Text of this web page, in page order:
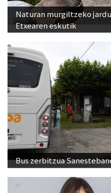
Naturan murgiltzeko
Etxearen eskutik
Bus zerbitzua